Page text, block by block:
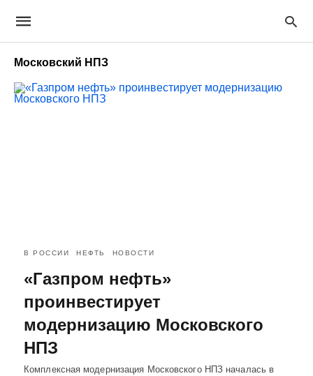
Московский НПЗ
В РОССИИ НЕФТЬ НОВОСТИ
«Газпром нефть»
проинвестирует
модернизацию Московского
НПЗ
Комплексная модернизация Московского НПЗ началась в